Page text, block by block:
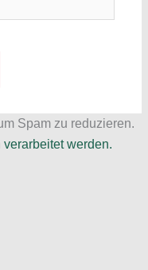
Spam zu reduzieren.
werden.